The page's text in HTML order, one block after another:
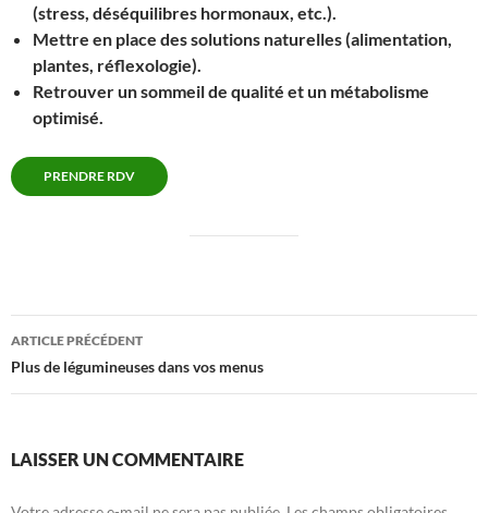
(stress, déséquilibres hormonaux, etc.).
Mettre en place des solutions naturelles (alimentation,
plantes, réflexologie).
Retrouver un sommeil de qualité et un métabolisme
optimisé.
PRENDRE RDV
Navigation
des
ARTICLE PRÉCÉDENT
Plus de légumineuses dans vos menus
LAISSER UN COMMENTAIRE